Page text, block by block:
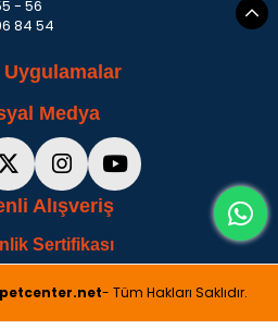
- 56
84 54
Medya
Alışveriş
Sertifikası
- Tüm Hakları Saklıdır.